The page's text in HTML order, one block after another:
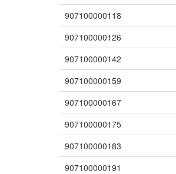
907100000118
907100000126
907100000142
907100000159
907100000167
907100000175
907100000183
907100000191